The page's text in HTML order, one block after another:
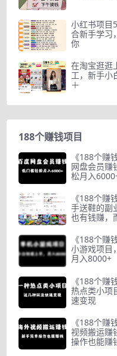
小红书项目
合新手学习
你
在淘宝逛逛
工，新手小
＋
188个赚钱项目
《188个赚
网盘会员赚
松月入
《188个赚
手送鞋的副
也有钱赚，
《188个赚
小游戏项目
月入8000+
《188个赚
热点类小项
速变现
《188个赚
视频搬运赚
操作也能赚